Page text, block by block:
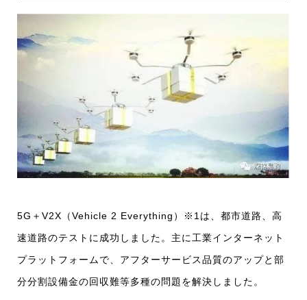
5G＋V2X（Vehicle 2 Everything）※1は、都市道路、高
速道路のテストに成功しました。主に工業インターネット
プラットフォームで、アフターサービス品質のアップと部
分分割設備金の回収難等多種の問題を解決しました。